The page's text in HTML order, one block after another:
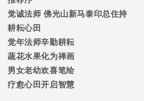
觉诚法师 佛光山新马泰印总住持
耕耘心田
觉年法师辛勤耕耘
蔬花水果化为禅画
男女老幼欢喜笔绘
疗愈心田开启智慧